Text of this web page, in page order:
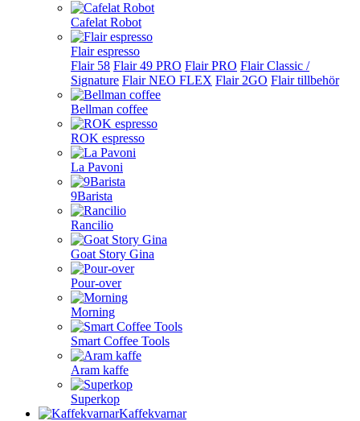
Cafelat Robot
Flair espresso
Flair 58 Flair 49 PRO Flair PRO Flair Classic /
Signature Flair NEO FLEX Flair 2GO Flair tillbehör
Bellman coffee
ROK espresso
La Pavoni
9Barista
Rancilio
Goat Story Gina
Pour-over
Morning
Smart Coffee Tools
Aram kaffe
Superkop
Kaffekvarnar